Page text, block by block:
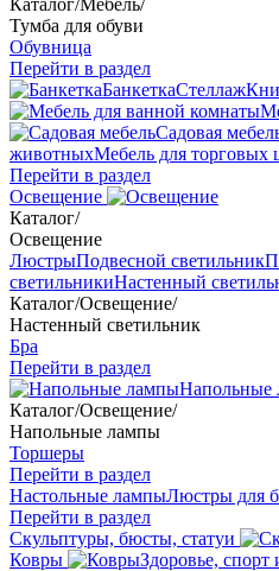
Каталог/Мебель/
Тумба для обуви
Обувница
Перейти в раздел
БанкеткаСтеллаж
Садовая
животныхМебель для торговых
Перейти в раздел
Освещение
Каталог/
Освещение
ЛюстрыПодвесной светильник
светильникиНастенный
Каталог/Освещение/
Настенный светильник
Бра
Перейти в раздел
Напольные
Каталог/Освещение/
Напольные лампы
Торшеры
Перейти в раздел
Настольные лампыЛюстры для
Перейти в раздел
Скульптуры, бюсты, статуи
Ковры
Здоровье, спорт